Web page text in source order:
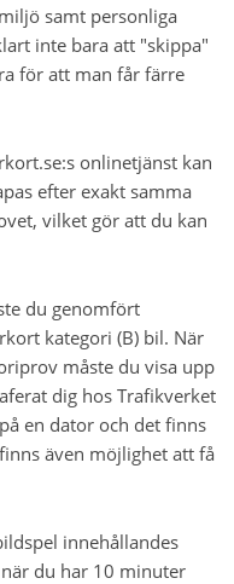
samt personliga
inte bara att "skippa"
för att man får färre
onlinetjänst kan
efter exakt samma
vilket gör att du kan
du genomfört
kategori (B) bil. När
måste du visa upp
dig hos Trafikverket
en dator och det finns
även möjlighet att få
innehållandes
du har 10 minuter